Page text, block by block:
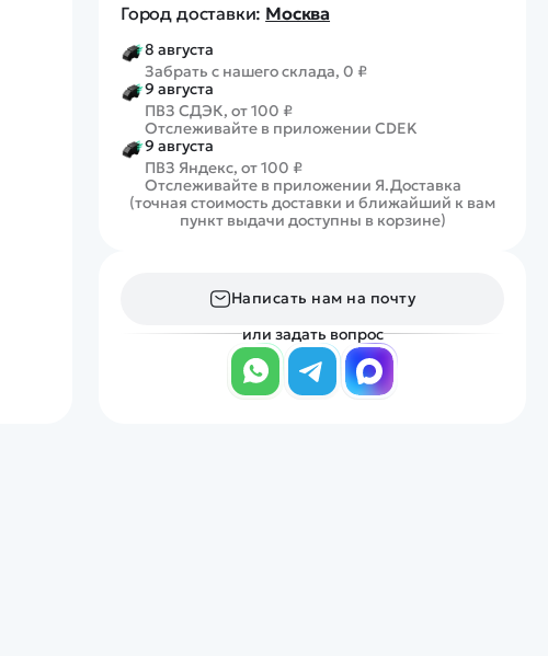
Город доставки: Москва
8 августа
Забрать с нашего склада, 0 ₽
9 августа
ПВЗ СДЭК, от 100 ₽
Отслеживайте в приложении CDEK
9 августа
ПВЗ Яндекс, от 100 ₽
Отслеживайте в приложении Я.Доставка
(точная стоимость доставки и ближайший к вам
пункт выдачи доступны в корзине)
Написать нам на почту
или задать вопрос